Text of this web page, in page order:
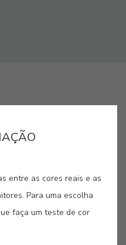
da
de Arles,
entre as cores reais e as
Para uma escolha
faça um teste de cor